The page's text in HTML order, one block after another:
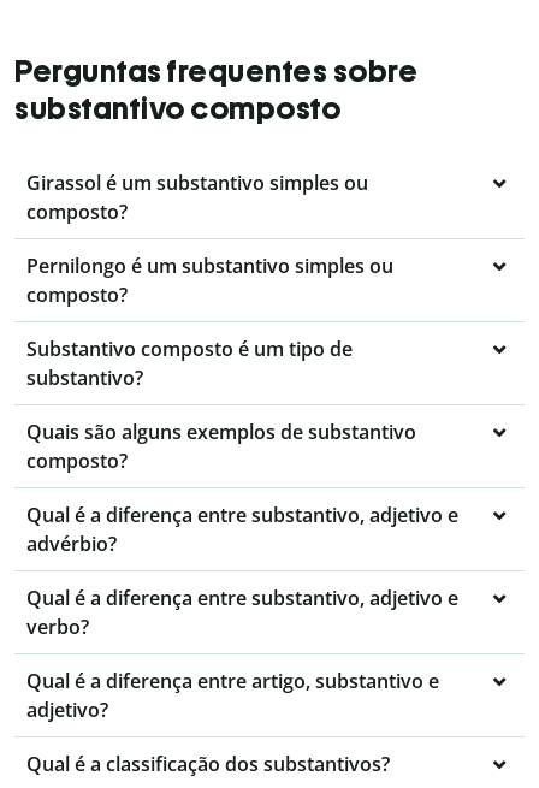
Perguntas frequentes sobre
substantivo composto
Girassol é um substantivo simples ou
composto?
Pernilongo é um substantivo simples ou
composto?
Substantivo composto é um tipo de
substantivo?
Quais são alguns exemplos de substantivo
composto?
Qual é a diferença entre substantivo, adjetivo e
advérbio?
Qual é a diferença entre substantivo, adjetivo e
verbo?
Qual é a diferença entre artigo, substantivo e
adjetivo?
Qual é a classificação dos substantivos?